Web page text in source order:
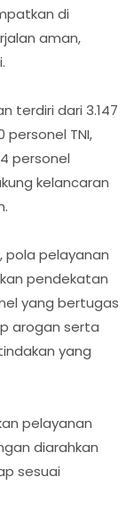
di
aman,
terdiri dari 3.147
personel TNI,
personel
kelancaran
pola pelayanan
pendekatan
yang bertugas
arogan serta
yang
pelayanan
diarahkan
sesuai